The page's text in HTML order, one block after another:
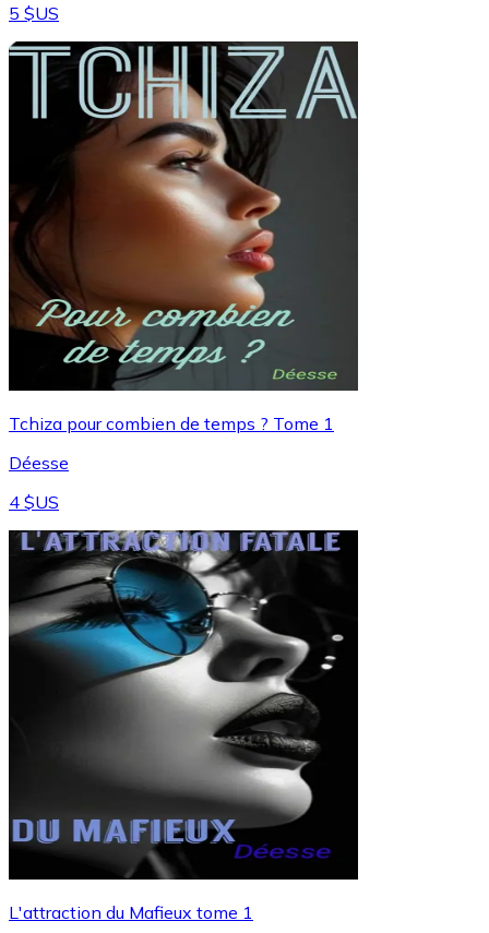
5 $US
Tchiza pour combien de temps ? Tome 1
Déesse
4 $US
L'attraction du Mafieux tome 1